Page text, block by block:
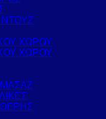
ΝΤΟΥΖ
ΧΩΡΟΥ
ΧΩΡΟΥ